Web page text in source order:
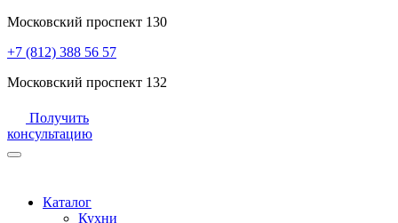
Московский проспект 130
+7 (812) 388 56 57
Московский проспект 132
Получить
консультацию
Каталог
Кухни